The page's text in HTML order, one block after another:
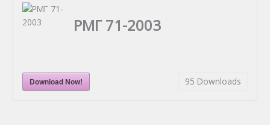
РМГ 71-2003
Download Now! 95 Downloads